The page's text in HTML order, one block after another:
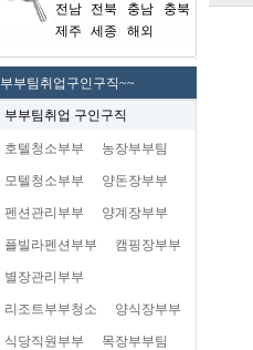
전남
전북 충남
충북
제주
세종 해외
부부팀취업구인구직~~
부부팀취업 구인구직
호텔청소부부 농장부부팀
모텔청소부부 양돈장부부
펜션관리부부 양계장부부
플빌라펜션부부 캠핑장부부
별장관리부부
리조트부부청소 양식장부부
식당직원부부 목장부부팀